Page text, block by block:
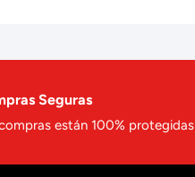
Seguras
están 100% protegidas